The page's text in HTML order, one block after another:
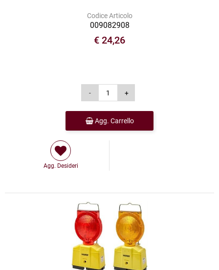
Codice Articolo
009082908
€ 24,26
Agg. Carrello
Agg. Desideri